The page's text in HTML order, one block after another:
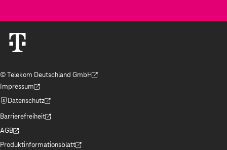
© Telekom Deutschland GmbH
(Der Link wird in einem neuen Tab geöffnet)
Impressum
(Der Link wird in einem neuen Tab geöffnet)
Datenschutz
(Der Link wird in einem neuen Tab geöffnet)
Barrierefreiheit
(Der Link wird in einem neuen Tab geöffnet)
AGB
(Der Link wird in einem neuen Tab geöffnet)
Produktinformationsblatt